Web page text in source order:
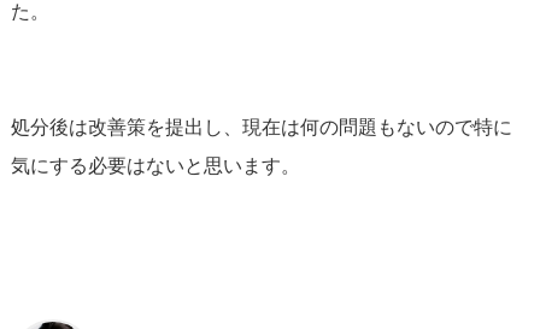
た。
処分後は改善策を提出し、現在は何の問題もないので特に
気にする必要はないと思います。